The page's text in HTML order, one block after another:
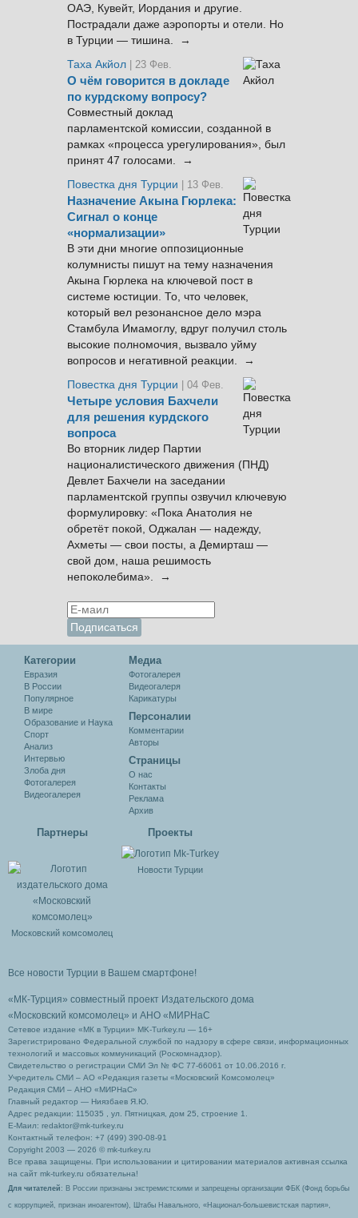
ОАЭ, Кувейт, Иордания и другие.
Пострадали даже аэропорты и отели. Но
в Турции — тишина. →
Таха Акйол | 23 Фев.
О чём говорится в докладе
по курдскому вопросу?
Совместный доклад
парламентской комиссии, созданной в
рамках «процесса урегулирования», был
принят 47 голосами. →
Повестка дня Турции
| 13 Фев.
Назначение Акына Гюрлека:
Сигнал о конце
«нормализации»
В эти дни многие оппозиционные
колумнисты пишут на тему назначения
Акына Гюрлека на ключевой пост в
системе юстиции. То, что человек,
который вел резонансное дело мэра
Стамбула Имамоглу, вдруг получил столь
высокие полномочия, вызвало уйму
вопросов и негативной реакции. →
Повестка дня Турции
| 04 Фев.
Четыре условия Бахчели
для решения курдского
вопроса
Во вторник лидер Партии
националистического движения (ПНД)
Девлет Бахчели на заседании
парламентской группы озвучил ключевую
формулировку: «Пока Анатолия не
обретёт покой, Оджалан — надежду,
Ахметы — свои посты, а Демирташ —
свой дом, наша решимость
непоколебима». →
Категории
Евразия
В России
Популярное
В мире
Образование и Наука
Спорт
Анализ
Интервью
Злоба дня
Фотогалерея
Видеогалерея
Медиа
Фотогалерея
Видеогалеря
Карикатуры
Персоналии
Комментарии
Авторы
Cтраницы
О нас
Контакты
Реклама
Архив
Партнеры
Московский комсомолец
Проекты
Новости Турции
Все новости Турции в Вашем смартфоне!
«МК-Турция» совместный проект Издательского дома
«Московский комсомолец» и АНО «МИРНаС
Сетевое издание «МК в Турции» MK-Turkey.ru — 16+
Зарегистрировано Федеральной службой по надзору в сфере связи, информационных
технологий и массовых коммуникаций (Роскомнадзор).
Свидетельство о регистрации СМИ Эл № ФС 77-66061 от 10.06.2016 г.
Учредитель СМИ – АО «Редакция газеты «Московский Комсомолец»
Редакция СМИ – АНО «МИРНаС»
Главный редактор — Ниязбаев Я.Ю.
Адрес редакции: 115035 , ул. Пятницкая, дом 25, строение 1.
Е-Маил: redaktor@mk-turkey.ru
Контактный телефон: +7 (499) 390-08-91
Copyright 2003 — 2026 © mk-turkey.ru
Все права защищены. При использовании и цитировании материалов активная ссылка
на сайт mk-turkey.ru обязательна!
Для читателей : В России признаны экстремистскими и запрещены организации ФБК (Фонд борьбы
с коррупцией, признан иноагентом), Штабы Навального, «Национал-большевистская партия»,